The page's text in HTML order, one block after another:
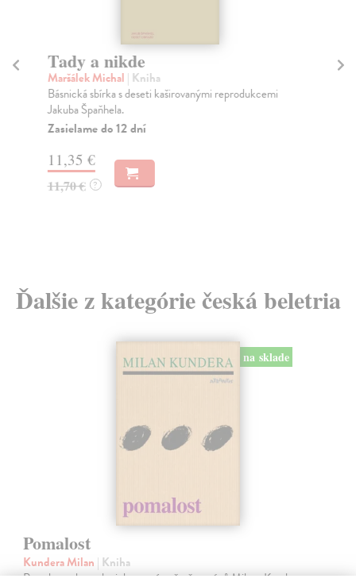
Tady a nikde
Maršálek Michal | Kniha
Básnická sbírka s deseti kaširovanými reprodukcemi
Jakuba Špaňhela.
Zasielame do 12 dní
11,35 €
11,70 € ?
Ďalšie z kategórie česká beletria
na sklade
Pomalost
Kundera Milan | Kniha
Pomalost, chronologicky první ze čtyř románů Milana Kundery